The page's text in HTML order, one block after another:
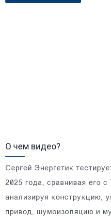
О чем видео?
Сергей Энергетик
2025 года, сравнивая его с
анализируя конструкцию,
привод, шумоизоляцию и